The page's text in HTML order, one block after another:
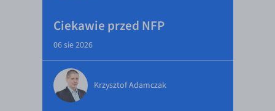
Ciekawie przed NFP
06 sie 2026
Krzysztof Adamczak